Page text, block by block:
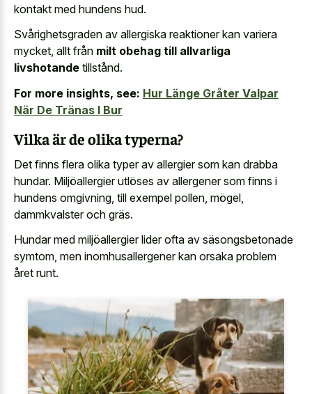
kontakt med hundens hud.
Svårighetsgraden av allergiska reaktioner kan variera
mycket, allt från milt obehag till allvarliga
livshotande tillstånd.
For more insights, see: Hur Länge Gråter Valpar
När De Tränas I Bur
Vilka är de olika typerna?
Det finns flera olika typer av allergier som kan drabba
hundar. Miljöallergier utlöses av allergener som finns i
hundens omgivning, till exempel pollen, mögel,
dammkvalster och gräs.
Hundar med miljöallergier lider ofta av säsongsbetonade
symtom, men inomhusallergener kan orsaka problem
året runt.